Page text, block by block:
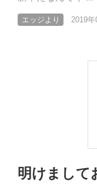
エッジより 2019年
明けまして